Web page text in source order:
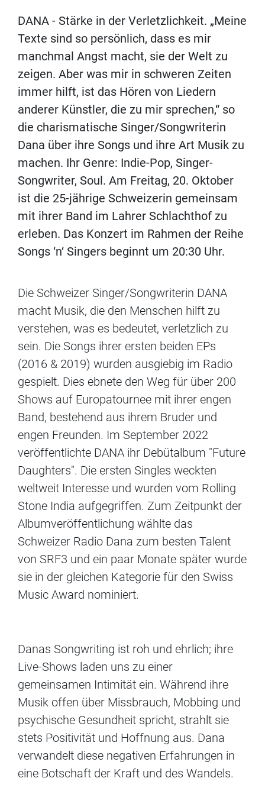
DANA - Stärke in der Verletzlichkeit. „Meine
Texte sind so persönlich, dass es mir
manchmal Angst macht, sie der Welt zu
zeigen. Aber was mir in schweren Zeiten
immer hilft, ist das Hören von Liedern
anderer Künstler, die zu mir sprechen,“ so
die charismatische Singer/Songwriterin
Dana über ihre Songs und ihre Art Musik zu
machen. Ihr Genre: Indie-Pop, Singer-
Songwriter, Soul. Am Freitag, 20. Oktober
ist die 25-jährige Schweizerin gemeinsam
mit ihrer Band im Lahrer Schlachthof zu
erleben. Das Konzert im Rahmen der Reihe
Songs ‘n‘ Singers beginnt um 20:30 Uhr.
Die Schweizer Singer/Songwriterin DANA
macht Musik, die den Menschen hilft zu
verstehen, was es bedeutet, verletzlich zu
sein. Die Songs ihrer ersten beiden EPs
(2016 & 2019) wurden ausgiebig im Radio
gespielt. Dies ebnete den Weg für über 200
Shows auf Europatournee mit ihrer engen
Band, bestehend aus ihrem Bruder und
engen Freunden. Im September 2022
veröffentlichte DANA ihr Debütalbum "Future
Daughters". Die ersten Singles weckten
weltweit Interesse und wurden vom Rolling
Stone India aufgegriffen. Zum Zeitpunkt der
Albumveröffentlichung wählte das
Schweizer Radio Dana zum besten Talent
von SRF3 und ein paar Monate später wurde
sie in der gleichen Kategorie für den Swiss
Music Award nominiert.
Danas Songwriting ist roh und ehrlich; ihre
Live-Shows laden uns zu einer
gemeinsamen Intimität ein. Während ihre
Musik offen über Missbrauch, Mobbing und
psychische Gesundheit spricht, strahlt sie
stets Positivität und Hoffnung aus. Dana
verwandelt diese negativen Erfahrungen in
eine Botschaft der Kraft und des Wandels.